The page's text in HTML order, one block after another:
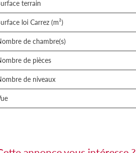
surface terrain
Surface loi Carrez (m²)
Nombre de chambre(s)
Nombre de pièces
Nombre de niveaux
Vue